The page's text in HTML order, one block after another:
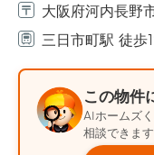
大阪府河内長野
三日市町駅 徒歩
この物件
AIホームズ
相談できます